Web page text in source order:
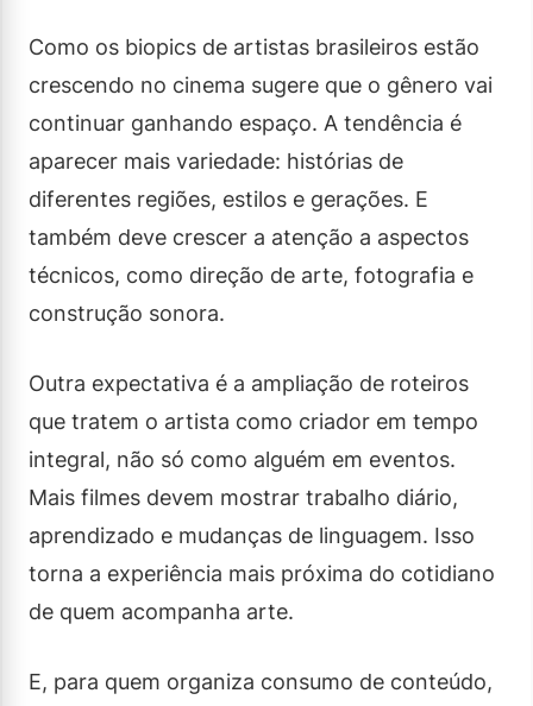
Como os biopics de artistas brasileiros estão
crescendo no cinema sugere que o gênero vai
continuar ganhando espaço. A tendência é
aparecer mais variedade: histórias de
diferentes regiões, estilos e gerações. E
também deve crescer a atenção a aspectos
técnicos, como direção de arte, fotografia e
construção sonora.
Outra expectativa é a ampliação de roteiros
que tratem o artista como criador em tempo
integral, não só como alguém em eventos.
Mais filmes devem mostrar trabalho diário,
aprendizado e mudanças de linguagem. Isso
torna a experiência mais próxima do cotidiano
de quem acompanha arte.
E, para quem organiza consumo de conteúdo,